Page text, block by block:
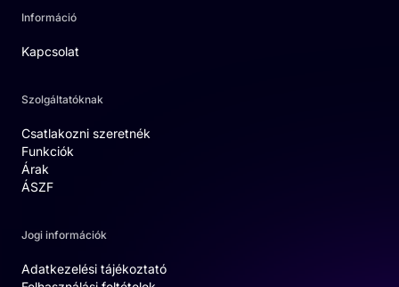
Információ
Kapcsolat
Szolgáltatóknak
Csatlakozni szeretnék
Funkciók
Árak
ÁSZF
Jogi információk
Adatkezelési tájékoztató